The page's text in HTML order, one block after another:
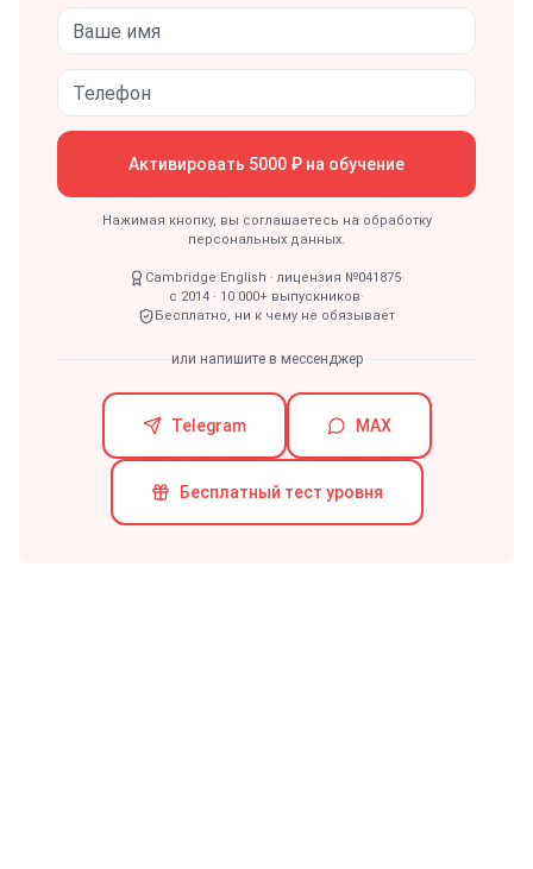
Активировать 5000 ₽ на обучение
Нажимая кнопку, вы соглашаетесь на обработку
персональных данных.
Cambridge English · лицензия №041875·
с 2014 · 10 000+ выпускников·
Бесплатно, ни к чему не обязывает
или напишите в мессенджер
Telegram MAX
Бесплатный тест уровня